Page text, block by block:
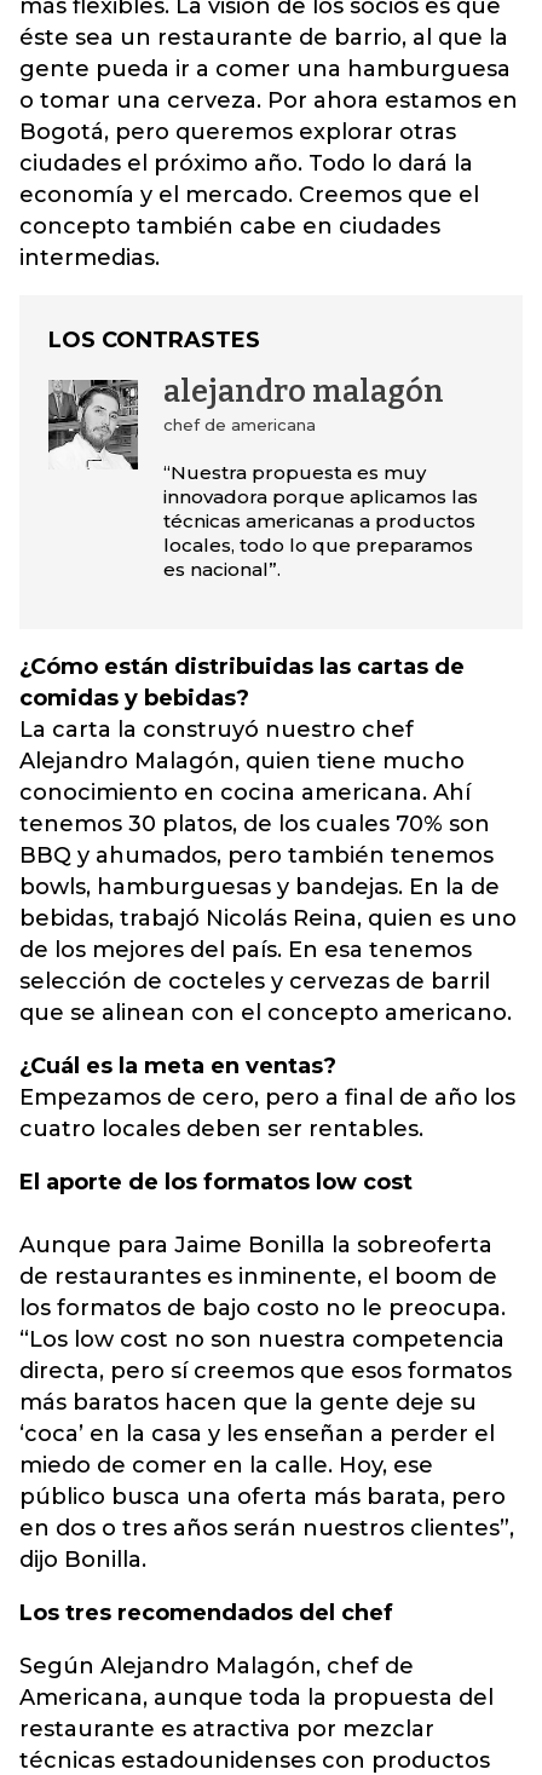
más flexibles. La visión de los socios es que
éste sea un restaurante de barrio, al que la
gente pueda ir a comer una hamburguesa
o tomar una cerveza. Por ahora estamos en
Bogotá, pero queremos explorar otras
ciudades el próximo año. Todo lo dará la
economía y el mercado. Creemos que el
concepto también cabe en ciudades
intermedias.
LOS CONTRASTES
alejandro malagón
chef de americana
“Nuestra propuesta es muy
innovadora porque aplicamos las
técnicas americanas a productos
locales, todo lo que preparamos
es nacional”.
¿Cómo están distribuidas las cartas de
comidas y bebidas?
La carta la construyó nuestro chef
Alejandro Malagón, quien tiene mucho
conocimiento en cocina americana. Ahí
tenemos 30 platos, de los cuales 70% son
BBQ y ahumados, pero también tenemos
bowls, hamburguesas y bandejas. En la de
bebidas, trabajó Nicolás Reina, quien es uno
de los mejores del país. En esa tenemos
selección de cocteles y cervezas de barril
que se alinean con el concepto americano.
¿Cuál es la meta en ventas?
Empezamos de cero, pero a final de año los
cuatro locales deben ser rentables.
El aporte de los formatos low cost
Aunque para Jaime Bonilla la sobreoferta
de restaurantes es inminente, el boom de
los formatos de bajo costo no le preocupa.
“Los low cost no son nuestra competencia
directa, pero sí creemos que esos formatos
más baratos hacen que la gente deje su
‘coca’ en la casa y les enseñan a perder el
miedo de comer en la calle. Hoy, ese
público busca una oferta más barata, pero
en dos o tres años serán nuestros clientes”,
dijo Bonilla.
Los tres recomendados del chef
Según Alejandro Malagón, chef de
Americana, aunque toda la propuesta del
restaurante es atractiva por mezclar
técnicas estadounidenses con productos